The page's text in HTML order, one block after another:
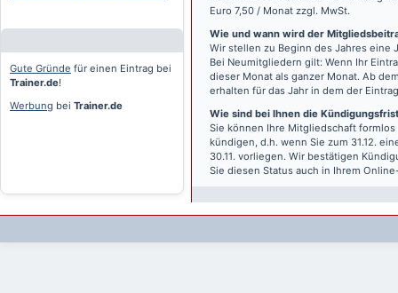
Gute Gründe für einen Eintrag bei
Trainer.de!
Werbung bei Trainer.de
Euro 7,50 / Monat zzgl. MwSt.
Wie und wann wird der
Wir stellen zu Beginn des Jahres eine
Bei Neumitgliedern gilt: Wenn Ihr
dieser Monat als ganzer Monat. Ab
erhalten für das Jahr in dem der
Wie sind bei Ihnen die
Sie können Ihre Mitgliedschaft
kündigen, d.h. wenn Sie zum 31.12.
30.11. vorliegen. Wir bestätigen
Sie diesen Status auch in Ihrem